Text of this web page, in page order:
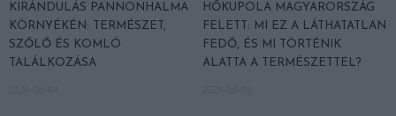
KIRÁNDULÁS PANNONHALMA
KÖRNYÉKÉN: TERMÉSZET,
SZŐLŐ ÉS KOMLÓ
TALÁLKOZÁSA
HŐKUPOLA MAGYARORSZÁG
FELETT: MI EZ A LÁTHATATLAN
FEDŐ, ÉS MI TÖRTÉNIK
ALATTA A TERMÉSZETTEL?